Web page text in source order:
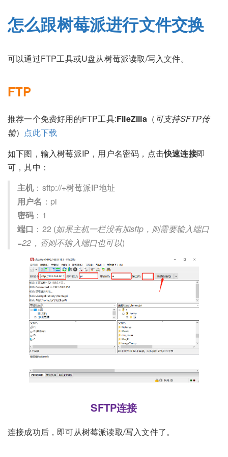
怎么跟树莓派进行文件交换
可以通过FTP工具或U盘从树莓派读取/写入文件。
FTP
推荐一个免费好用的FTP工具:FileZilla（ 可支持SFTP传
输） 点此下载
如下图，输入树莓派IP，用户名密码，点击快速连接即
可，其中：
主机 ：sftp://+树莓派IP地址
用户名 ：pi
密码 ：1
端口 ：22 (如果主机一栏没有加sftp，则需要输入端口
=22，否则不输入端口也可以)
SFTP连接
连接成功后，即可从树莓派读取/写入文件了。